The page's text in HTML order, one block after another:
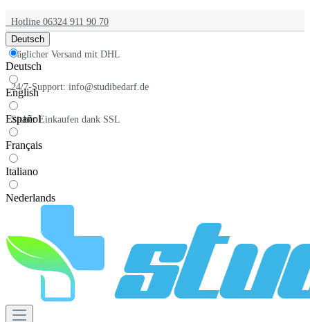
Hotline 06324 911 90 70
Täglicher Versand mit DHL
24/7-Support: info@studibedarf.de
Sicher Einkaufen dank SSL
Deutsch
Deutsch
English
Español
Français
Italiano
Nederlands